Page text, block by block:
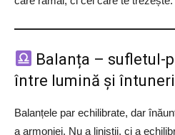
Balanța – sufletul-
între lumină și
Balanțele par echilibrate, dar
a armoniei. Nu a liniștii, ci a